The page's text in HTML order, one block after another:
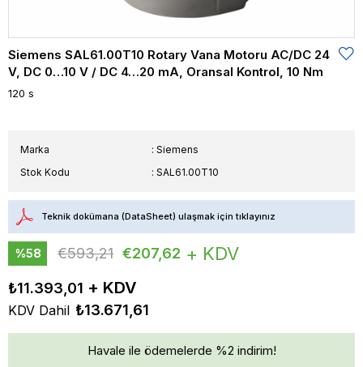
Siemens SAL61.00T10 Rotary Vana Motoru AC/DC 24
V, DC 0…10 V / DC 4…20 mA, Oransal Kontrol, 10 Nm
120 s
Marka : Siemens
Stok Kodu
SAL61.00T10
Teknik dokümana (DataSheet) ulaşmak için tıklayınız
%58
€593,21 €207,62 + KDV
₺11.393,01
KDV Dahil ₺13.671,61
Havale ile ödemelerde %2 indirim!